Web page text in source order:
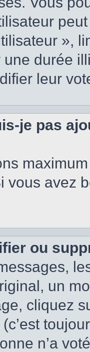
»,
durée
leur
je pas
vous avez
ou
un
cliquez
n’a